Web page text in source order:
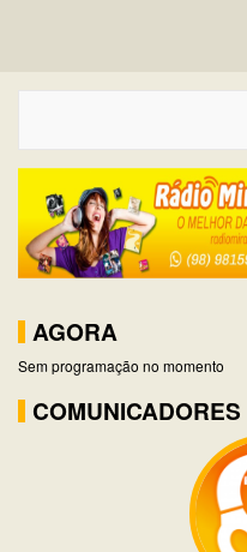
AGORA
Sem programação no momento
COMUNICADORES